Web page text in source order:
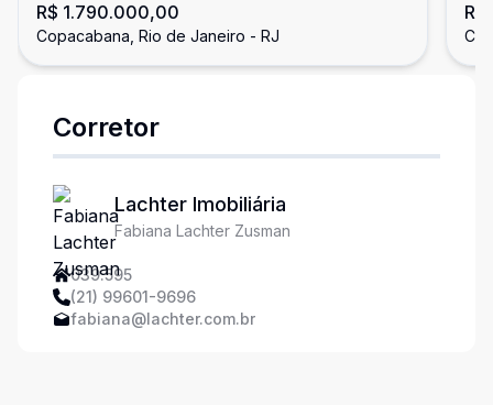
vaga
R$ 1.790.000,00
Copacabana, Rio de Janeiro - RJ
Corretor
Lachter Imobiliária
Fabiana Lachter Zusman
039.595
(21) 99601-9696
fabiana@lachter.com.br